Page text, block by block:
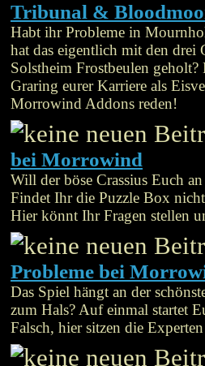
Tribunal &
Habt ihr Probleme in
hat das eigentlich mit den drei
Solstheim Frostbeulen
Graring eurer Karriere als
Morrowind Addons reden!
bei Morrowind
Will der böse Crassius Euch
Findet Ihr die Puzzle Box
Hier könnt Ihr Fragen stellen
Probleme bei
Das Spiel hängt an der
zum Hals? Auf einmal startet
Falsch, hier sitzen die